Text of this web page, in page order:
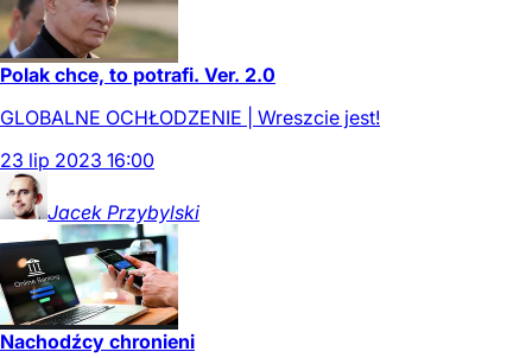
Polak chce, to potrafi. Ver. 2.0
GLOBALNE OCHŁODZENIE | Wreszcie jest!
23 lip 2023 16:00
Jacek Przybylski
Nachodźcy chronieni